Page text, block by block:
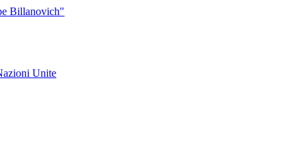
Billanovich"
Unite